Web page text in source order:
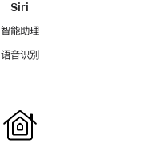
Siri
智能助理
语音识别